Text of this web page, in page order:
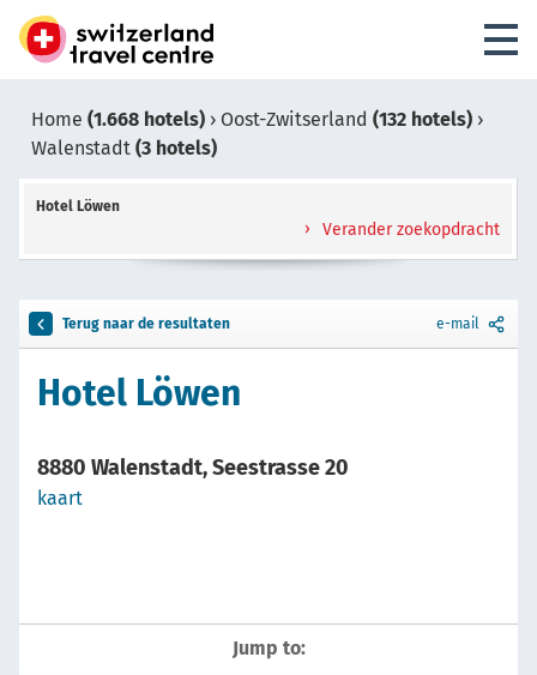
Home (1.668 hotels) › Oost-Zwitserland (132 hotels) ›
Walenstadt (3 hotels)
Hotel Löwen
Verander zoekopdracht
Terug naar de resultaten e-mail
Hotel Löwen
8880 Walenstadt, Seestrasse 20
kaart
Jump to: